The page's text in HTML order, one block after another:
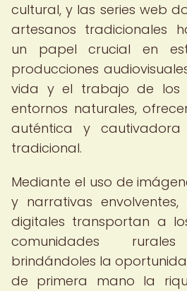
cultural, y las series web
artesanos tradicionales
un papel crucial en
producciones
vida y el trabajo de los
entornos naturales,
auténtica y
tradicional.
Mediante el uso de
y narrativas envolventes,
digitales transportan a
comunidades
brindándoles la
de primera mano la